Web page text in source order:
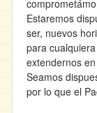
Estaremos
ser, nuevos
para
extendernos
Seamos
por lo que el